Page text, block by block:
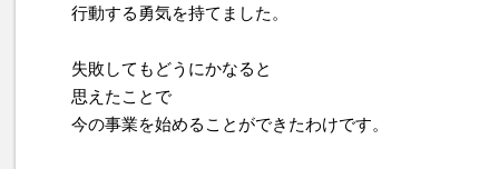
行動する勇気を持てました。
失敗してもどうにかなると
思えたことで
今の事業を始めることができたわけです。